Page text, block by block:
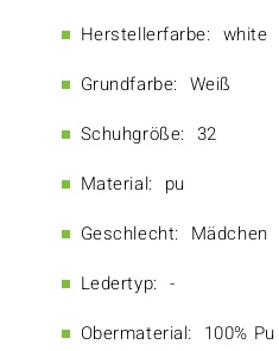
Herstellerfarbe: white
Grundfarbe: Weiß
Schuhgröße: 32
Material: pu
Geschlecht: Mädchen
Ledertyp: -
Obermaterial: 100% Pu